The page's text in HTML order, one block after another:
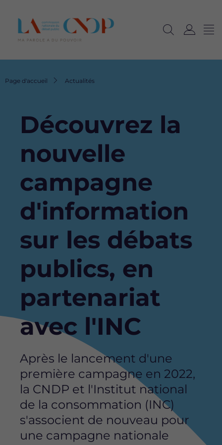
recherche
n
Fil
Page d'accueil Actualités
Découvrez la
nouvelle
campagne
d'information
sur les débats
publics, en
partenariat
avec l'INC
Après le lancement d'une
première campagne en 2022,
la CNDP et l'Institut national
de la consommation (INC)
s'associent de nouveau pour
une campagne nationale